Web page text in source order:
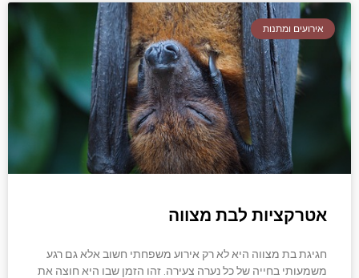
אירועים ומתנות
אטרקציות לבת מצווה
חגיגת בת מצווה היא לא רק אירוע משפחתי חשוב אלא גם רגע
משמעותי בחייה של כל נערה צעירה. זהו הזמן שבו היא חוצה את